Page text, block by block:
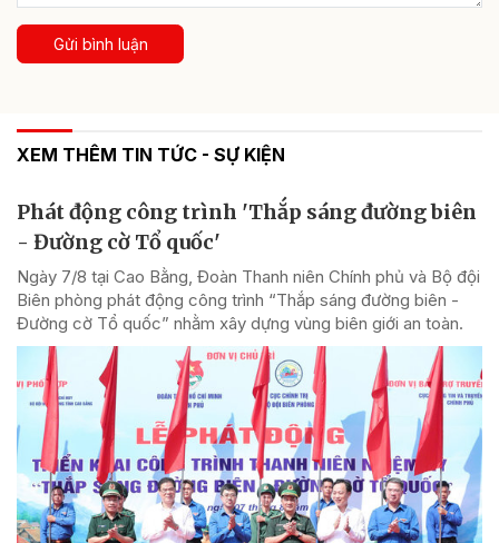
Gửi bình luận
XEM THÊM TIN TỨC - SỰ KIỆN
Phát động công trình 'Thắp sáng đường biên
- Đường cờ Tổ quốc'
Ngày 7/8 tại Cao Bằng, Đoàn Thanh niên Chính phủ và Bộ đội
Biên phòng phát động công trình “Thắp sáng đường biên -
Đường cờ Tổ quốc” nhằm xây dựng vùng biên giới an toàn.